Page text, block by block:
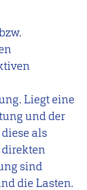
Liegt eine
und der
als
sind
die Lasten.